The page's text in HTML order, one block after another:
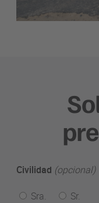
Civilidad (opcional)
Sra.
Sr.